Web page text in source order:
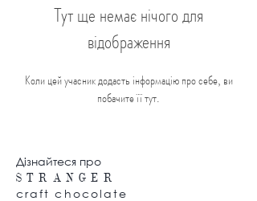
Тут ще немає нічого для
відображення
Коли цей учасник додасть інформацію про себе, ви
побачите її тут.
Дізнайтеся про
S T R A N G E R
craft chocolate